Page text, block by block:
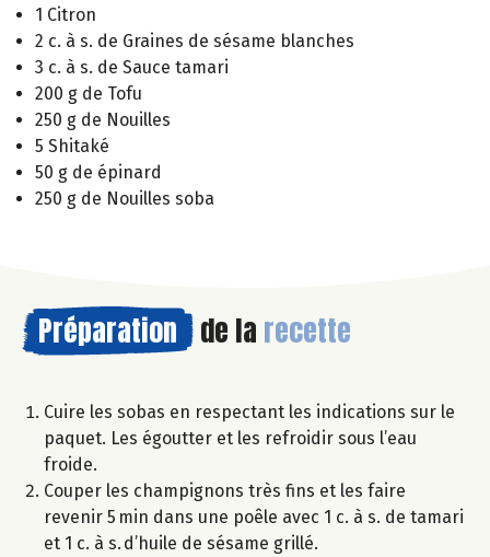
1 Citron
2 c. à s. de Graines de sésame blanches
3 c. à s. de Sauce tamari
200 g de Tofu
250 g de Nouilles
5 Shitaké
50 g de épinard
250 g de Nouilles soba
Préparation de la recette
Cuire les sobas en respectant les indications sur le
paquet. Les égoutter et les refroidir sous l’eau
froide.
Couper les champignons très fins et les faire
revenir 5 min dans une poêle avec 1 c. à s. de tamari
et 1 c. à s. d’huile de sésame grillé.